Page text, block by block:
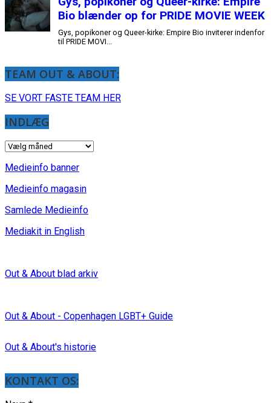
TEAM OUT & ABOUT:
SE VORT FASTE TEAM HER
INDLÆG
INDLÆG
Medieinfo banner
Medieinfo magasin
Samlede Medieinfo
Mediakit in English
Out & About blad arkiv
Out & About - Copenhagen LGBT+ Guide
Out & About's historie
KONTAKT OS: